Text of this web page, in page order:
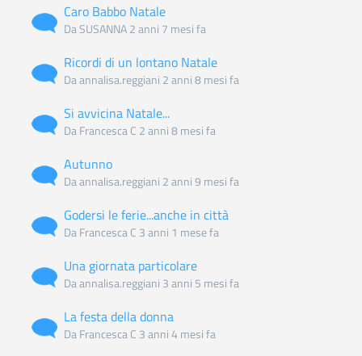
Discussione
normale
Caro Babbo Natale
DaSUSANNA 2 anni 7 mesi fa
Discussione
normale
Ricordi di un lontano Natale
Daannalisa.reggiani 2 anni 8 mesi fa
Discussione
normale
Si avvicina Natale...
Da Francesca C 2 anni 8 mesi fa
Discussione
normale
Autunno
Daannalisa.reggiani 2 anni 9 mesi fa
Discussione
normale
Godersi le ferie...anche in città
Da Francesca C 3 anni 1 mese fa
Discussione
normale
Una giornata particolare
Daannalisa.reggiani 3 anni 5 mesi fa
Discussione
normale
La festa della donna
Da Francesca C 3 anni 4 mesi fa